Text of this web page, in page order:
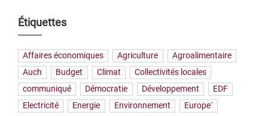
Étiquettes
Affaires économiques Agriculture
Agroalimentaire
Auch
Budget Climat
Collectivités locales
communiqué
Démocratie Développement
EDF
Electricité
Energie Environnement
Europe`